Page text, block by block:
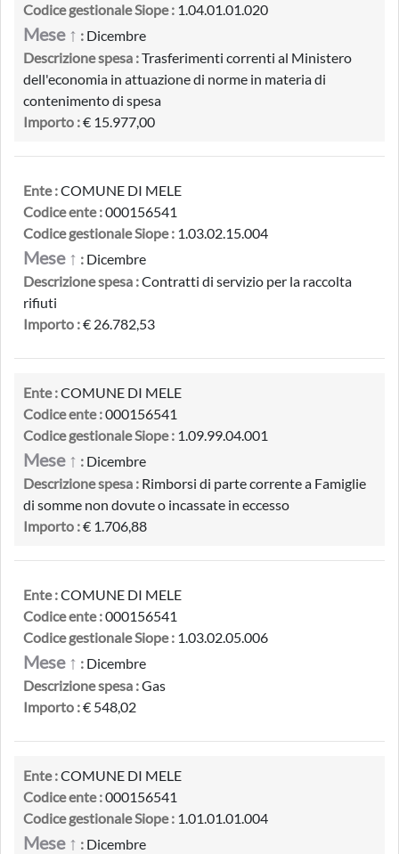
Codice gestionale Siope : 1.04.01.01.020
Mese ↑ : Dicembre
Descrizione spesa :Trasferimenti correnti al Ministero
dell'economia in attuazione di norme in materia di
contenimento di spesa
Importo :€ 15.977,00
Ente :COMUNE DI MELE
Codice ente :000156541
Codice gestionale Siope : 1.03.02.15.004
Mese ↑ : Dicembre
Descrizione spesa :Contratti di servizio per la raccolta
rifiuti
Importo :€ 26.782,53
Ente :COMUNE DI MELE
Codice ente :000156541
Codice gestionale Siope : 1.09.99.04.001
Mese ↑ : Dicembre
Descrizione spesa : Rimborsi di parte corrente a Famiglie
di somme non dovute o incassate in eccesso
Importo :€ 1.706,88
Ente :COMUNE DI MELE
Codice ente :000156541
Codice gestionale Siope : 1.03.02.05.006
Mese ↑ : Dicembre
Descrizione spesa :Gas
Importo :€ 548,02
Ente :COMUNE DI MELE
Codice ente :000156541
Codice gestionale Siope : 1.01.01.01.004
Mese ↑ : Dicembre